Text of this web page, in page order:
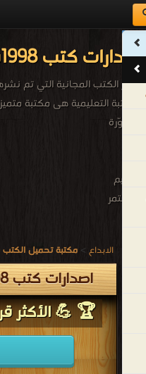
اصدارات كتب 1998م - 1419هـ في كتب ال التعليمية PDF مجاناً
أشهر الكتب المجانية التي تم نشرها
المكتبة التعليمية هى مكتبة
المصوّرة
التعليم
المستمر
الابداع > مكتبة تحميل الكتب
اصدارات كتب 1998م - 1419هـ في كتب ال التعليمية
🏆 💪 الأكثر